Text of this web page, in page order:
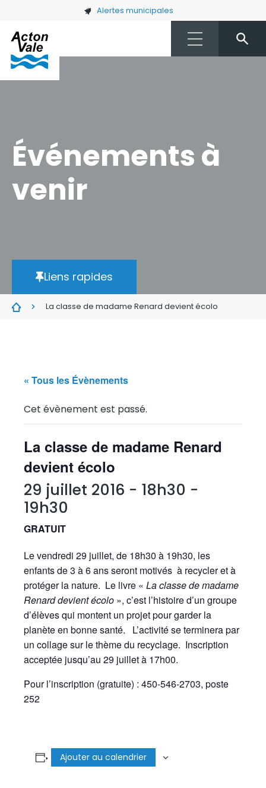
Skip to main content Alertes municipales
Événements à
venir
Liens rapides
La classe de madame Renard devient écolo
« Tous les Évènements
Cet évènement est passé.
La classe de madame Renard
devient écolo
29 juillet 2016 - 18h30 -
19h30
GRATUIT
Le vendredi 29 juillet, de 18h30 à 19h30, les
enfants de 3 à 6 ans seront motivés à recycler et à
protéger la nature. Le livre « La classe de madame
Renard devient écolo », c’est l’histoire d’un groupe
d’élèves qui montent un projet pour garder la
planète en bonne santé. L’activité se terminera par
un collage sur le thème du recyclage. Inscription
acceptée jusqu’au 29 juillet à 17h00.
Pour l’inscription (gratuite) : 450-546-2703, poste
252
Ajouter au calendrier